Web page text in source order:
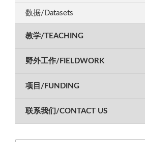
数据/Datasets
教学/TEACHING
野外工作/FIELDWORK
项目/FUNDING
联系我们/CONTACT US